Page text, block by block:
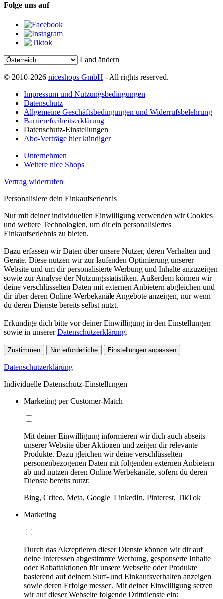
Folge uns auf
Land ändern
© 2010-2026 niceshops GmbH - All rights reserved.
Impressum und Nutzungsbedingungen
Datenschutz
Allgemeine Geschäftsbedingungen und Widerrufsbelehrung
Barrierefreiheitserklärung
Datenschutz-Einstellungen
Abo-Verträge hier kündigen
Unternehmen
Weitere nice Shops
Vertrag widerrufen
Personalisiere dein Einkaufserlebnis
Nur mit deiner individuellen Einwilligung verwenden wir Cookies
und weitere Technologien, um dir ein personalisiertes
Einkaufserlebnis zu bieten.
Dazu erfassen wir Daten über unsere Nutzer, deren Verhalten und
Geräte. Diese nutzen wir zur laufenden Optimierung unserer
Website und um dir personalisierte Werbung und Inhalte anzuzeigen
sowie zur Analyse der Nutzungsstatistiken. Außerdem können wir
deine verschlüsselten Daten mit externen Anbietern abgleichen und
dir über deren Online-Werbekanäle Angebote anzeigen, nur wenn
du deren Dienste bereits selbst nutzt.
Erkundige dich bitte vor deiner Einwilligung in den Einstellungen
sowie in unsererDatenschutzerklärung.
Zustimmen Nur erforderliche Einstellungen anpassen
Datenschutzerklärung
Individuelle Datenschutz-Einstellungen
Marketing per Customer-Match
Mit deiner Einwilligung informieren wir dich auch abseits
unserer Website über Aktionen und zeigen dir relevante
Produkte. Dazu gleichen wir deine verschlüsselten
personenbezogenen Daten mit folgenden externen Anbietern
ab und nutzen deren Online-Werbekanäle, sofern du deren
Dienste bereits nutzt:
Bing, Criteo, Meta, Google, LinkedIn, Pinterest, TikTok
Marketing
Durch das Akzeptieren dieser Dienste können wir dir auf
deine Interessen abgestimmte Werbung, gesponserte Inhalte
oder Rabattaktionen für unsere Webseite oder Produkte
basierend auf deinem Surf- und Einkaufsverhalten anzeigen
sowie deren Erfolge messen. Mit deiner Einwilligung setzen
wir auf dieser Webseite folgende Drittdienste ein: